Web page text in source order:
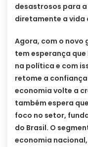
desastrosos para
diretamente a vida
Agora, com o novo
tem esperança
na política e com
retome a
economia volte a
também espera
foco no setor,
do Brasil. O
economia